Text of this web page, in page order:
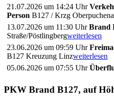
21.07.2026 um 14:24 Uhr
Person B127 / Krzg
13.07.2026 um 11:30 UhrBrand
Straße/Pöstlingbergweiterlesen
23.06.2026 um 09:59 Uhr
B127 Kreuzung Linzweiterlesen
05.06.2026 um 07:55 Uhr
PKW Brand B127, auf